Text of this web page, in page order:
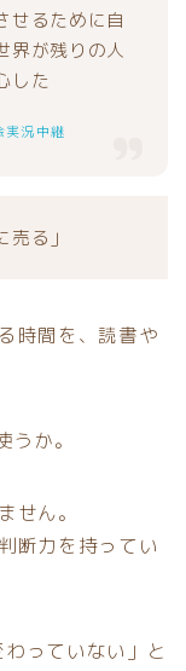
せるために自
界が残りの人
した
実況中継
る」
時間を、読書や
か。
せん。
断力を持ってい
っていない」と